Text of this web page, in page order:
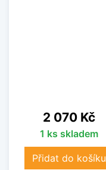
Cena
2 070 Kč
1 ks skladem
Přidat do košíku